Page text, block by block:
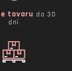
tovaru do 30
dní